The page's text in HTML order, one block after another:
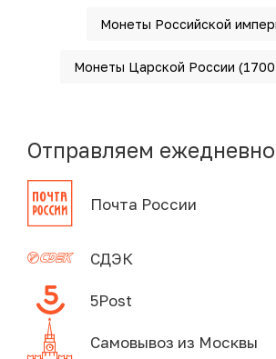
Монеты Российской
Монеты Царской России
Отправляем ежедневно
Почта России
СДЭК
5Post
Самовывоз из Москвы